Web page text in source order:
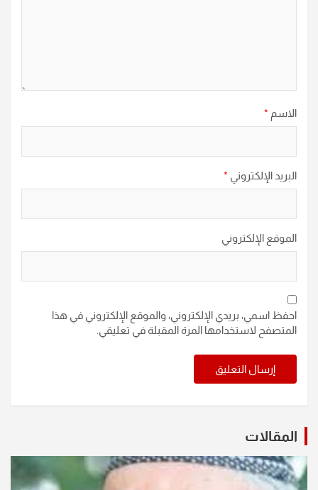
الاسم *
البريد الإلكتروني *
الموقع الإلكتروني
احفظ اسمي، بريدي الإلكتروني، والموقع الإلكتروني في هذا
المتصفح لاستخدامها المرة المقبلة في تعليقي.
المقالات